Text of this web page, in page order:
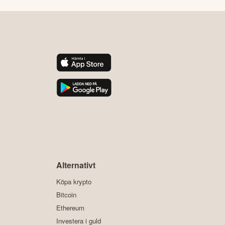
Alternativt
Köpa krypto
Bitcoin
Ethereum
Investera i guld